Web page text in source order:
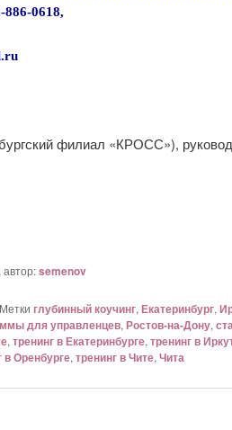
886-0618,
.ru
филиал «КРОСС»),
, автор:semenov
Метки глубинный коучинг,Екатеринбург,
для управленцев,Ростов-на-Дону,
,тренинг в Екатеринбурге,тренинг в
в Оренбурге,тренинг в Чите,Чита